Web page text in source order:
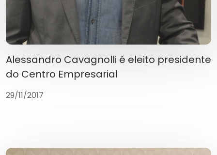
Alessandro Cavagnolli é eleito presidente
do Centro Empresarial
29/11/2017